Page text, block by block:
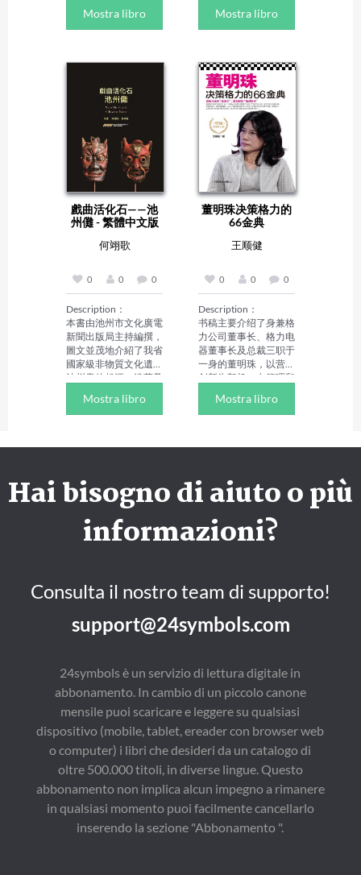
loving relationships.
All of this came about,
exceptional qualities of
her own, but because
God is Good.
執著堅持自己創業的選
路來，書寫了電商行業
者深入全面地剖析劉強
東不同於常人的商業信
念、思想和策略，以及
他和團隊非凡的創新能
力，解開在不賺錢的電
商行業跳出不死謎局的
秘訣，解密劉強東的傳
奇人生、經營理念和商
業智慧。帶領讀者一起
破解京東和劉強東成功
的內在秘訣。
Mostra libro
家。《庄子》中的文章
端并采用寓言故事的形
式，富含幽默讽刺的意
味，名篇有《逍遥游》
《齐物论》等，对后世
文学有很大的影响。该
作品也是中国古代典籍
中的瑰宝，在中国文学
史上占据举足轻重的位
置。
作者简介：
庄子（约前369－前
286），战国中期哲学
家，庄氏，名周，字子
休（一作子沐)，汉
族，蒙（今安徽蒙城，
明）人。是我国先秦
（战国）时期伟大的思
想家、哲学家、和文学
家。庄子原系楚国公
族，楚庄王后裔，后因
乱迁至宋国，是道家学
说的主要创始人。与道
家始祖老子并称为"老
体系，被思想学术界尊
为"老庄哲学"，然文采
子》被尊崇者演绎出多
庄子主张"天人合
一"和"清静无为"。他
学的哲学，哲学的文
学"。据传，又尝隐居
为《南华真经》。
Mostra libro
戲曲活化石——池
州儺 - 繁體中文版
何翊歌
0 0 0
Description：
本書由池州市文化廣電
新聞出版局主持編撰，
圖文並茂地介紹了我省
國家級非物質文化遺產
池州儺的起源、沿革及
流傳至今的儺祭、儺
儀、儺俗以及大量的儺
富的文獻價值。
建民，男，1962年3月
出生，漢族，安徽省青
1981年7月參加工作，
1991年5月加入中國共
局長。
Mostra libro
董明珠决策格力的
66金典
王顺健
0 0 0
Description：
书稿主要介绍了身兼格
力公司董事长、格力电
器董事长及总裁三职于
一身的董明珠，以营销
创新为契机，在管理和
思维，进行技术创新、
营销创新、管理创新、
电器发展为"世界名
20多年间，带领格力
迅速发展壮大并继续保
持行业龙头地位，除了
高品质的产品外，建立
了一套独立完善的、符
式"的营销战略。
Mostra libro
Hai bisogno di aiuto o più
informazioni?
Consulta il nostro team di supporto!
support@24symbols.com
24symbols è un servizio di lettura digitale in
abbonamento. In cambio di un piccolo canone
mensile puoi scaricare e leggere su qualsiasi
dispositivo (mobile, tablet, ereader con browser web
o computer) i libri che desideri da un catalogo di
oltre 500.000 titoli, in diverse lingue. Questo
abbonamento non implica alcun impegno a rimanere
in qualsiasi momento puoi facilmente cancellarlo
inserendo la sezione "Abbonamento ".